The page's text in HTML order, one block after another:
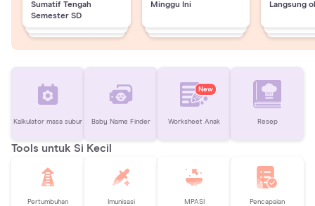
Sumatif Tengah
Semester SD
Minggu Ini
Langsung
Kalkulator masa subur Baby Name Finder
New
Worksheet Anak Resep
Tools untuk Si Kecil
Pertumbuhan Imunisasi MPASI Pencapaian